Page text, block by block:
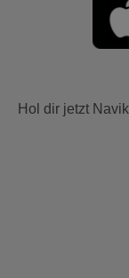
Hol dir jetzt